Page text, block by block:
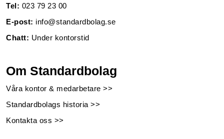
Tel: 023 79 23 00
E-post: info@standardbolag.se
Chatt: Under kontorstid
Om Standardbolag
Våra kontor & medarbetare >>
Standardbolags historia >>
Kontakta oss >>